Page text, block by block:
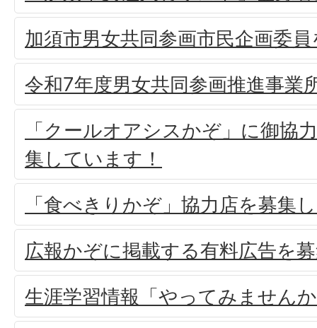
加須市男女共同参画市民企画委
令和7年度男女共同参画推進事業
「クールオアシスかぞ」に御協
集しています！
「食べきりかぞ」協力店を募集
広報かぞに掲載する有料広告を
生涯学習情報「やってみません